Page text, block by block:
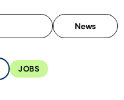
News
JOBS